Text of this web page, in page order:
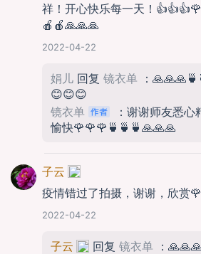
祥！开心快乐每一天！
🍎🍎🙏🙏🙏
2022-04-22
娟儿 回复 镜衣单
：
😊😊😊
镜衣单
：谢谢师友悉
愉快🌹🌹🌹🍵🍵🍵🙏🙏🙏
子云
疫情错过了拍摄，谢谢，欣赏
2022-04-22
子云 回复 镜衣单
：